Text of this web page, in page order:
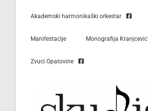
Akademski harmonikaški orkestar
Manifestacije Monografija Kranjcevic
Zvuci Opatovine